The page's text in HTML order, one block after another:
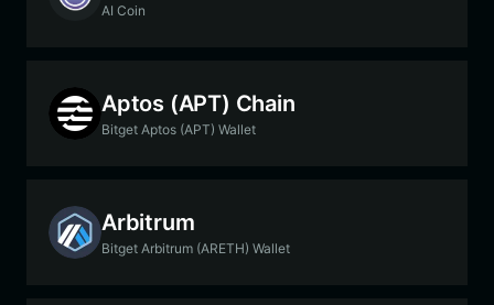
AI Coin
Aptos (APT) Chain
Bitget Aptos (APT) Wallet
Arbitrum
Bitget Arbitrum (ARETH) Wallet